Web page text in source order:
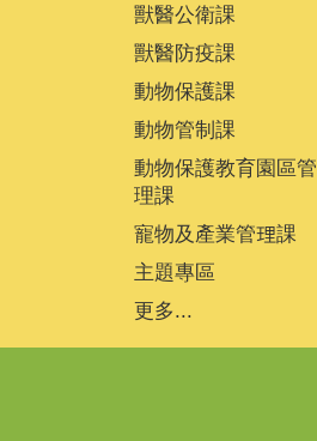
獸醫公衛課
獸醫防疫課
動物保護課
動物管制課
動物保護教育園區管
理課
寵物及產業管理課
主題專區
更多...